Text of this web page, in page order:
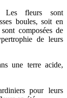
Les fleurs sont
boules, soit en
composées de
de leurs
une terre acide,
pour leurs